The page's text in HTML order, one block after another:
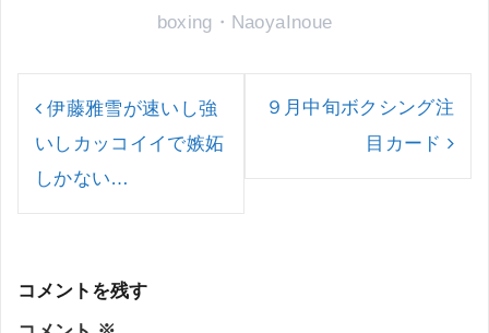
boxing ・ NaoyaInoue
稿
ナ
ビ
ン
伊藤雅雪が速いし強
いしカッコイイで嫉妬
しかない…
９月中旬ボクシング注
目カード
コメントを残す